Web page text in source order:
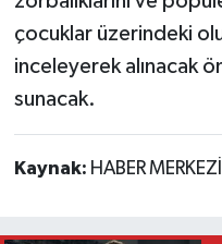
çocuklar üzerindeki
inceleyerek alınacak
sunacak.
Kaynak: HABER MERKEZİ